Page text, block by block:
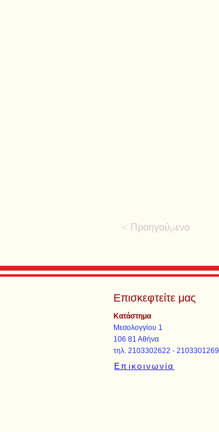
< Προηγούμενο
Επισκεφτείτε μας
Κατάστημα
Μεσολογγίου 1
106 81 Αθήνα
τηλ. 2103302622 - 2103301269
Επικοινωνία